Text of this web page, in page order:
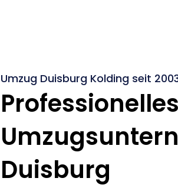
Umzug Duisburg Kolding seit
Professionelles
Duisburg